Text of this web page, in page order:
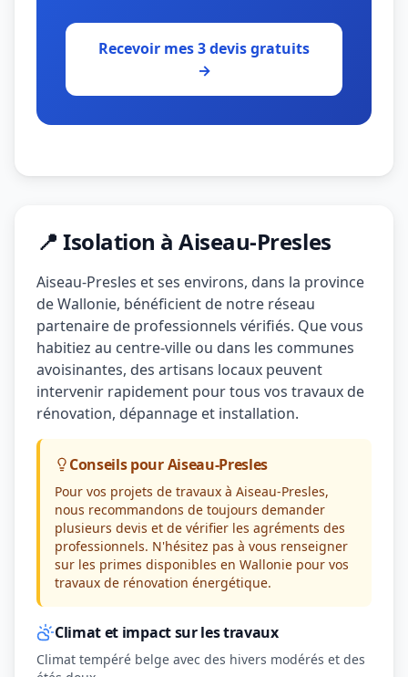
Recevoir mes 3 devis gratuits
→
📍 Isolation à Aiseau-Presles
Aiseau-Presles et ses environs, dans la province
de Wallonie, bénéficient de notre réseau
partenaire de professionnels vérifiés. Que vous
habitiez au centre-ville ou dans les communes
avoisinantes, des artisans locaux peuvent
intervenir rapidement pour tous vos travaux de
rénovation, dépannage et installation.
Conseils pour Aiseau-Presles
Pour vos projets de travaux à Aiseau-Presles,
nous recommandons de toujours demander
plusieurs devis et de vérifier les agréments des
professionnels. N'hésitez pas à vous renseigner
sur les primes disponibles en Wallonie pour vos
travaux de rénovation énergétique.
Climat et impact sur les travaux
Climat tempéré belge avec des hivers modérés et des